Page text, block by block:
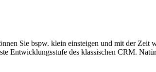
Sie bspw. klein einsteigen und mit der Zeit
Entwicklungsstufe des klassischen CRM.